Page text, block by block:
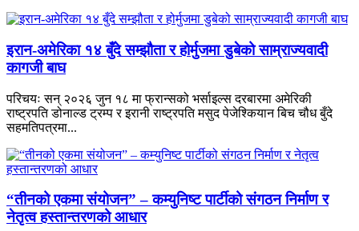
इरान-अमेरिका १४ बुँदे सम्झौता र होर्मुजमा डुबेको साम्राज्यवादी
कागजी बाघ
परिचयः सन् २०२६ जुन १८ मा फ्रान्सको भर्साइल्स दरबारमा अमेरिकी
राष्ट्रपति डोनाल्ड ट्रम्प र इरानी राष्ट्रपति मसुद पेजेश्कियान बिच चौध बुँदे
सहमतिपत्रमा...
“तीनको एकमा संयोजन” – कम्युनिष्ट पार्टीको संगठन निर्माण र
नेतृत्व हस्तान्तरणको आधार